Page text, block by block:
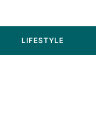
LIFESTYLE